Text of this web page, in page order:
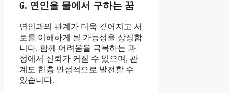
6. 연인을 물에서 구하는 꿈
연인과의 관계가 더욱 깊어지고 서
로를 이해하게 될 가능성을 상징합
니다. 함께 어려움을 극복하는 과
정에서 신뢰가 커질 수 있으며, 관
계도 한층 안정적으로 발전할 수
있습니다.